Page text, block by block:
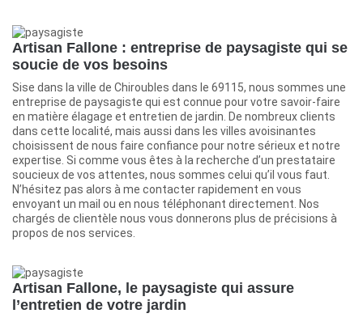
Artisan Fallone : entreprise de paysagiste qui se
soucie de vos besoins
Sise dans la ville de Chiroubles dans le 69115, nous sommes une
entreprise de paysagiste qui est connue pour votre savoir-faire
en matière élagage et entretien de jardin. De nombreux clients
dans cette localité, mais aussi dans les villes avoisinantes
choisissent de nous faire confiance pour notre sérieux et notre
expertise. Si comme vous êtes à la recherche d’un prestataire
soucieux de vos attentes, nous sommes celui qu’il vous faut.
N’hésitez pas alors à me contacter rapidement en vous
envoyant un mail ou en nous téléphonant directement. Nos
chargés de clientèle nous vous donnerons plus de précisions à
propos de nos services.
Artisan Fallone, le paysagiste qui assure
l’entretien de votre jardin